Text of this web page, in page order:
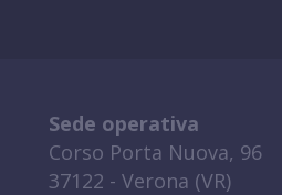
Sede operativa
Corso Porta Nuova, 96
37122 - Verona (VR)